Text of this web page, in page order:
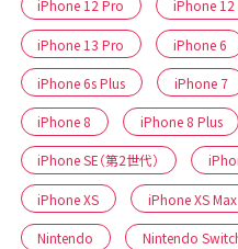
iPhone 12 Pro iPhone 12
iPhone 13 Pro iPhone 6
iPhone 6s Plus iPhone 7
iPhone 8 iPhone 8 Plus
iPhone SE（第2世代）
iPhone XS iPhone XS Max
Nintendo Nintendo